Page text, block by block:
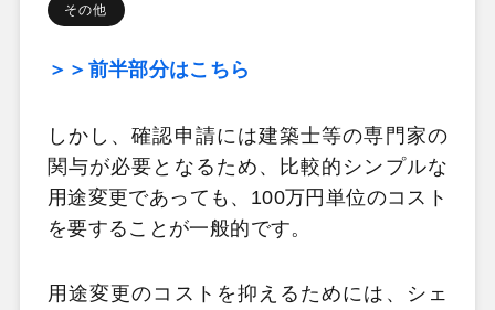
その他
＞＞前半部分はこちら
しかし、確認申請には建築士等の専門家の
関与が必要となるため、比較的シンプルな
用途変更であっても、100万円単位のコスト
を要することが一般的です。
用途変更のコストを抑えるためには、シェ